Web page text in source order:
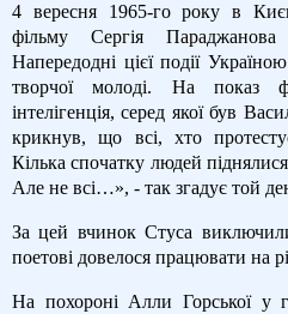
4 вересня 1965-го року в
фільму Сергія Параджанова
Напередодні цієї події
творчої молоді. На показ
інтелігенція, серед якої був
крикнув, що всі, хто
Кілька спочатку людей
Але не всі…», - так згадує той
За цей вчинок Стуса
поетові довелося працювати на
На похороні Алли Горської у